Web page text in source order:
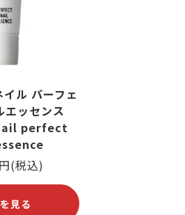
ル パーフェ
エッセンス
perfect
(税込)
見る